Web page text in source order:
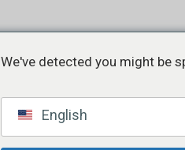
We've detected you might be
English